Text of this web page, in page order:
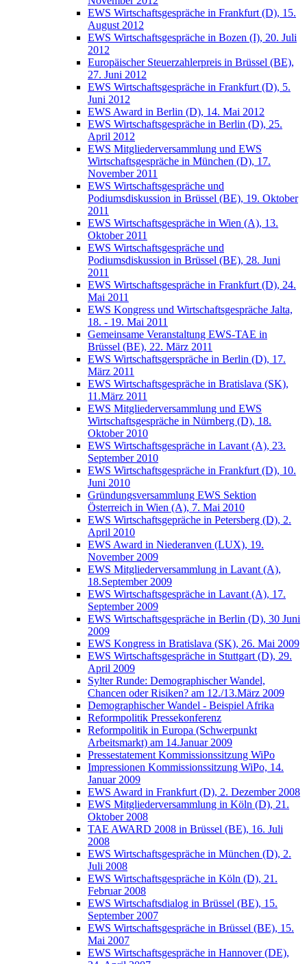
EWS Wirtschaftsgespräche in Frankfurt (D), 15.
August 2012
EWS Wirtschaftsgespräche in Bozen (I), 20. Juli
2012
Europäischer Steuerzahlerpreis in Brüssel (BE),
27. Juni 2012
EWS Wirtschaftsgespräche in Frankfurt (D), 5.
Juni 2012
EWS Award in Berlin (D), 14. Mai 2012
EWS Wirtschaftsgespräche in Berlin (D), 25.
April 2012
EWS Mitgliederversammlung und EWS
Wirtschaftsgespräche in München (D), 17.
November 2011
EWS Wirtschaftsgespräche und
Podiumsdiskussion in Brüssel (BE), 19. Oktober
2011
EWS Wirtschaftsgespräche in Wien (A), 13.
Oktober 2011
EWS Wirtschaftsgespräche und
Podiumsdiskussion in Brüssel (BE), 28. Juni
2011
EWS Wirtschaftsgespräche in Frankfurt (D), 24.
Mai 2011
EWS Kongress und Wirtschaftsgespräche Jalta,
18. - 19. Mai 2011
Gemeinsame Veranstaltung EWS-TAE in
Brüssel (BE), 22. März 2011
EWS Wirtschaftsgerspräche in Berlin (D), 17.
März 2011
EWS Wirtschaftsgespräche in Bratislava (SK),
11.März 2011
EWS Mitgliederversammlung und EWS
Wirtschaftsgespräche in Nürnberg (D), 18.
Oktober 2010
EWS Wirtschaftsgespräche in Lavant (A), 23.
September 2010
EWS Wirtschaftsgespräche in Frankfurt (D), 10.
Juni 2010
Gründungsversammlung EWS Sektion
Österreich in Wien (A), 7. Mai 2010
EWS Wirtschaftsgepräche in Petersberg (D), 2.
April 2010
EWS Award in Niederanven (LUX), 19.
November 2009
EWS Mitgliederversammlung in Lavant (A),
18.September 2009
EWS Wirtschaftsgespräche in Lavant (A), 17.
September 2009
EWS Wirtschaftsgespräche in Berlin (D), 30 Juni
2009
EWS Kongress in Bratislava (SK), 26. Mai 2009
EWS Wirtschaftsgespräche in Stuttgart (D), 29.
April 2009
Sylter Runde: Demographischer Wandel,
Chancen oder Risiken? am 12./13.März 2009
Demographischer Wandel - Beispiel Afrika
Reformpolitik Pressekonferenz
Reformpolitik in Europa (Schwerpunkt
Arbeitsmarkt) am 14.Januar 2009
Pressestatement Kommissionssitzung WiPo
Impressionen Kommissionssitzung WiPo, 14.
Januar 2009
EWS Award in Frankfurt (D), 2. Dezember 2008
EWS Mitgliederversammlung in Köln (D), 21.
Oktober 2008
TAE AWARD 2008 in Brüssel (BE), 16. Juli
2008
EWS Wirtschaftsgespräche in München (D), 2.
Juli 2008
EWS Wirtschaftsgespräche in Köln (D), 21.
Februar 2008
EWS Wirtschaftsdialog in Brüssel (BE), 15.
September 2007
EWS Wirtschaftsgespräche in Brüssel (BE), 15.
Mai 2007
EWS Wirtschaftsgespräche in Hannover (DE),